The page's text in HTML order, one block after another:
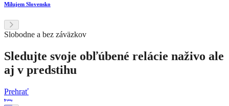
Milujem Slovensko
Slobodne a bez záväzkov
Sledujte svoje obľúbené relácie naživo ale
aj v predstihu
Prehrať